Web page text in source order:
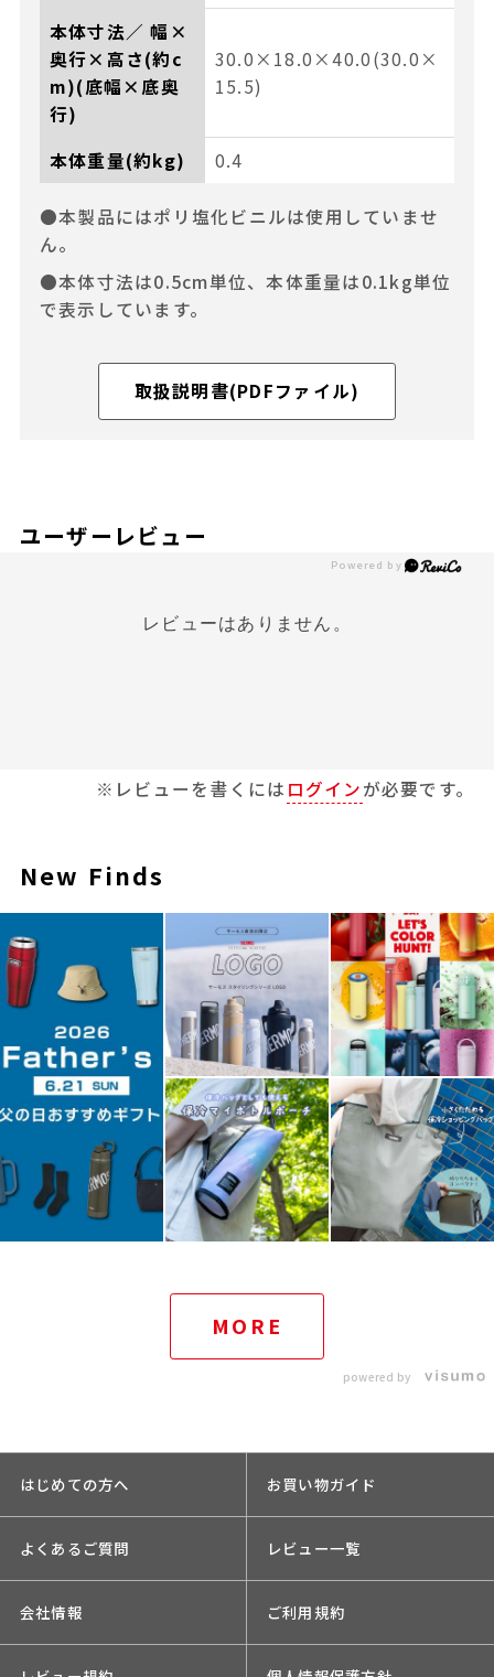
本体寸法／ 幅×
奥行×高さ(約c
m)(底幅×底奥
行)
30.0×18.0×40.0(30.0×
15.5)
本体重量(約kg) 0.4
●本製品にはポリ塩化ビニルは使用していませ
ん。
●本体寸法は0.5cm単位、本体重量は0.1kg単位
で表示しています。
取扱説明書(PDFファイル)
ユーザーレビュー
レビューはありません。
※レビューを書くには ログインが必要です。
New Finds
MORE
powered by
はじめての方へ お買い物ガイド
よくあるご質問 レビュー一覧
会社情報 ご利用規約